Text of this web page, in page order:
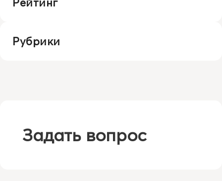
Рубрики
Задать вопрос